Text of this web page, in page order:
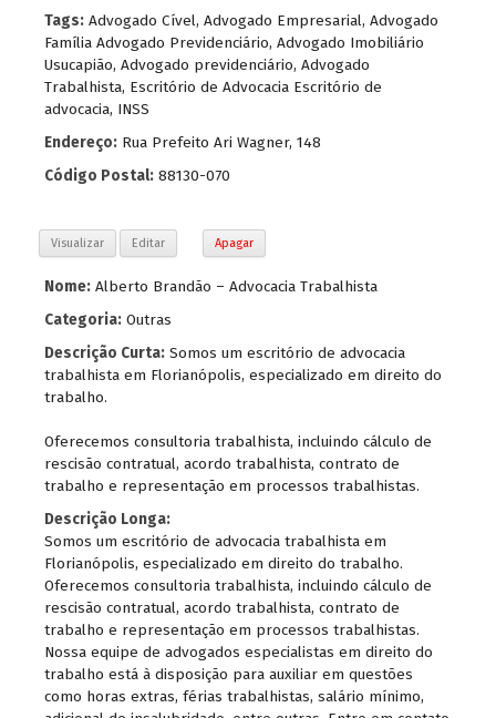
Tags: Advogado Cível, Advogado Empresarial, Advogado
Família Advogado Previdenciário, Advogado Imobiliário
Usucapião, Advogado previdenciário, Advogado
Trabalhista, Escritório de Advocacia Escritório de
advocacia, INSS
Endereço: Rua Prefeito Ari Wagner, 148
Código Postal: 88130-070
Visualizar Editar Apagar
Nome: Alberto Brandão – Advocacia Trabalhista
Categoria: Outras
Descrição Curta: Somos um escritório de advocacia
trabalhista em Florianópolis, especializado em direito do
trabalho.
Oferecemos consultoria trabalhista, incluindo cálculo de
rescisão contratual, acordo trabalhista, contrato de
trabalho e representação em processos trabalhistas.
Descrição Longa:
Somos um escritório de advocacia trabalhista em
Florianópolis, especializado em direito do trabalho.
Oferecemos consultoria trabalhista, incluindo cálculo de
rescisão contratual, acordo trabalhista, contrato de
trabalho e representação em processos trabalhistas.
Nossa equipe de advogados especialistas em direito do
trabalho está à disposição para auxiliar em questões
como horas extras, férias trabalhistas, salário mínimo,